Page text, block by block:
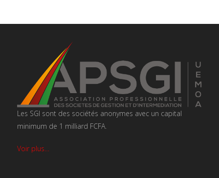
Les SGI sont des sociétés anonymes avec un capital
minimum de 1 milliard FCFA.
Voir plus…